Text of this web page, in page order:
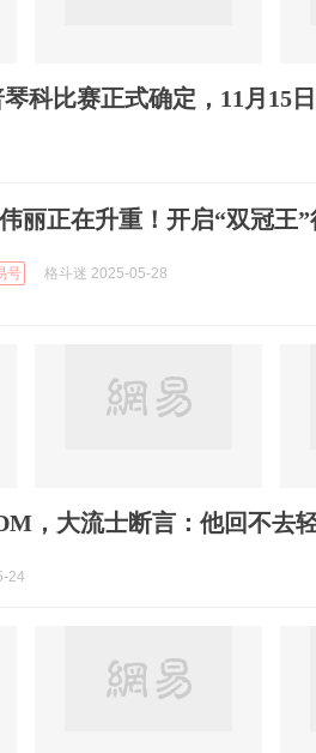
科比赛正式确定，11月15
丽正在升重！开启“双冠王”
号 格斗迷 2025-05-28
，大流士断言：他回不去
24